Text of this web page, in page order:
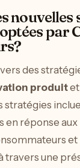
nouvelles
par
des
produitet
stratégies
en réponse
et
travers une